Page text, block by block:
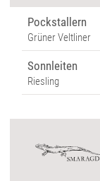
Pockstallern
Grüner Veltliner
Sonnleiten
Riesling